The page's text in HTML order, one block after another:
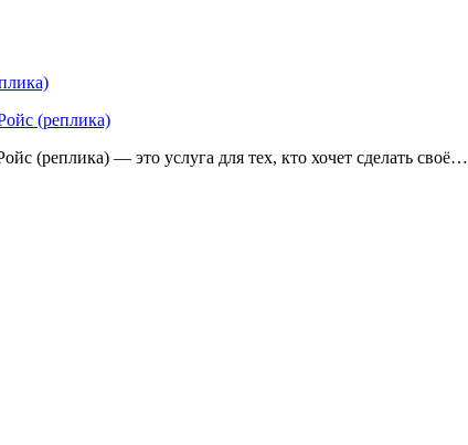
(реплика) — это услуга для тех, кто хочет сделать своё…